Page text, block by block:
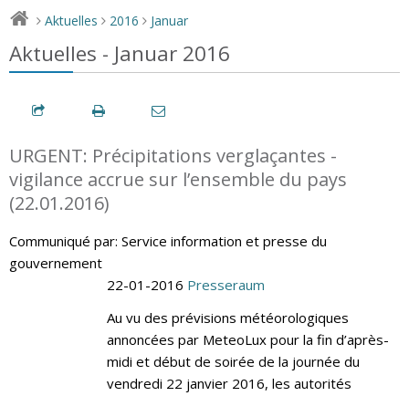
> Aktuelles > 2016 > Januar
Aktuelles - Januar 2016
URGENT: Précipitations verglaçantes -
vigilance accrue sur l’ensemble du pays
(22.01.2016)
Communiqué par: Service information et presse du
gouvernement
22-01-2016 Presseraum
Au vu des prévisions météorologiques
annoncées par MeteoLux pour la fin d’après-
midi et début de soirée de la journée du
vendredi 22 janvier 2016, les autorités